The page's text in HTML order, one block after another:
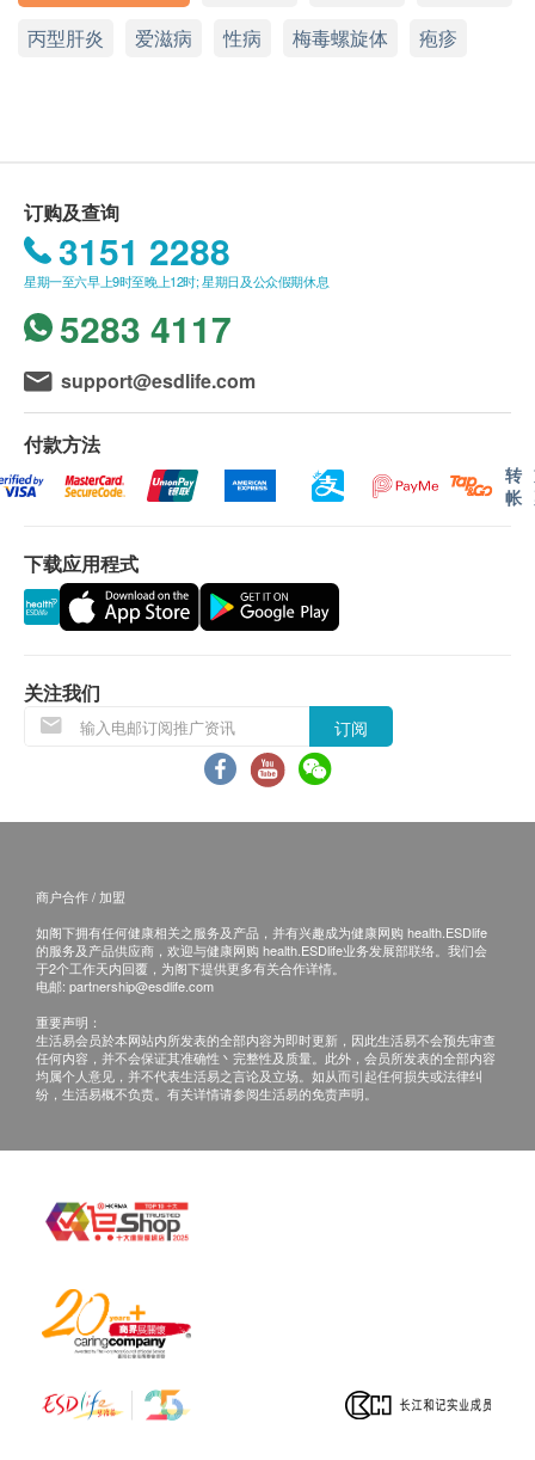
淋球菌 DNA
报告
医生讲解报告
顾客于预约日子当日准时到MY PLACE，于接待处
划。
进阶性健康检查计划包括：
淋球菌基因测试
人型支原体基因测试
解脲脲原体基因测试
单纯疱疹病毒I型基因测试
单纯疱疹病毒II型抗体测试
爱滋病病毒(P24)抗原测试
爱滋病病毒抗体测试
医生解读报告
医生诊断
安全性行为锦囊及免费安全套提供
衣原体是什么？有什么症状？
是一种常见的性传播感染，尤其是在年龄15至24
岁的年青人。衣原体可经阴道性交、肛交及口交传
染。
女性可能包括以下症状：阴道出现异常的分泌物；
小便时感觉疼痛。男性可能包括以下症状：阴茎出
现分泌物；小便时感觉疼痛；睾丸肿胀和疼痛（并
发生。症状可能包括：肛门疼痛、出现分泌物、出
淋病是什么？有什么症状？
疾病影响生殖系统，以及口腔、喉咙、眼睛、和直
肠的黏膜。淋病可以透过与受淋病感染的人士进行
了口交、肛交与阴道性行为而传播。这是一种很常
见的传染病，尤其年龄介乎于15至24岁的年轻人
之间。
有效期
本身体检查计划有效期为一年，客户必须于一年内
报告
一般情况下，进行身体检查后，大概需要5个工作
天才可获得跟进检查报告， 工作天不包括星期
轮侯报告讲解时间会因应不同情况 (如个别化验项
目所需时间或客人指明特定时段)而有所延长。
领取报告
本中心只设亲身领取报告，附设注册医生解读报告
及诊断服务，如对报告内容有任何提问，可即场向
备注
客户若未能于身体检查后一个月内领取报告，所有
取报告复印本，将收取$150行政费。 注：复印本
报告未必完整;
所有身体检查计划均包括一次免费医生诊断，医生
诊断必须连同解读报告同时进行，不能分开使用。
途。当阁下身体健康出现任何疾病征兆时，应立即
咨询有认可资格的医生，作出诊断及治疗。
本服务/产品由商户提供。生活易【健康网购
health.ESDlife】并没有经营或提供本服务/产品。
有关此服务/产品的错漏或延误，或因使用此服务/
产品而引致的损失、损害、受伤或法律诉讼，健康
网购health.ESDlife概不负责。一切有关的索偿或
星期一︰10:00a.m. – 6:30p.m.
丙型肝炎
爱滋病 性病 梅毒螺旋体 疱疹
订购及查询
3151 2288
星期一至六早上9时至晚上12时; 星期日及公众假期休息
5283 4117
support@esdlife.com
付款方法
转
帐
下载应用程式
关注我们
订阅
商户合作 / 加盟
如阁下拥有任何健康相关之服务及产品，并有兴趣成为健康网购 health.ESDlife
的服务及产品供应商，欢迎与健康网购 health.ESDlife业务发展部联络。我们会
于2个工作天内回覆，为阁下提供更多有关合作详情。
电邮: partnership@esdlife.com
重要声明：
生活易会员於本网站内所发表的全部内容为即时更新，因此生活易不会预先审查
任何内容，并不会保证其准确性丶完整性及质量。此外，会员所发表的全部内容
均属个人意见，并不代表生活易之言论及立场。如从而引起任何损失或法律纠
纷，生活易概不负责。有关详情请参阅生活易的免责声明。